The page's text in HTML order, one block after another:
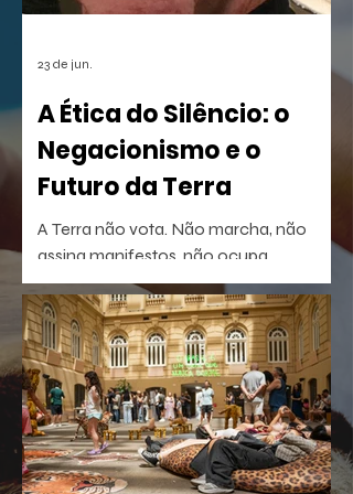
A Ética do Silêncio: o
Negacionismo e o
Futuro da Terra
A Terra não vota. Não marcha, não
assina manifestos, não ocupa
palanques. Talvez por isso seja tão fácil
esquecê-la.
23 de jun.